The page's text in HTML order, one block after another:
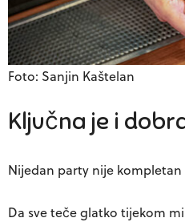
Foto: Sanjin Kaštelan
Ključna je i
Nijedan party nije kompletan
Da sve teče glatko tijekom